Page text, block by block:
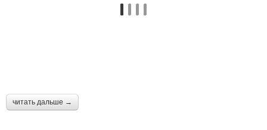
читать дальше →